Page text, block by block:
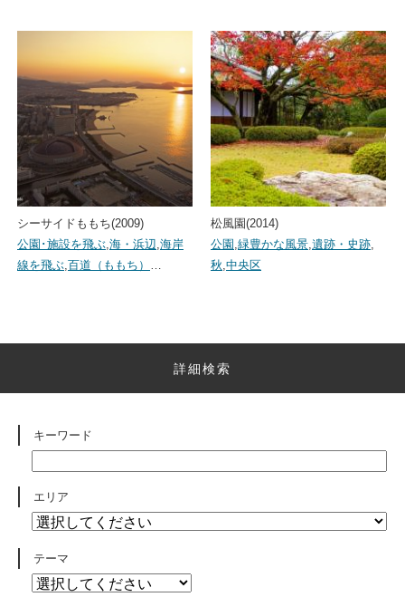
シーサイドももち(2009)
公園･施設を飛ぶ,海・浜辺,海岸
線を飛ぶ,百道（ももち） …
松風園(2014)
公園 ,緑豊かな風景,遺跡・史跡,
秋,中央区
詳細検索
キーワード
エリア
テーマ